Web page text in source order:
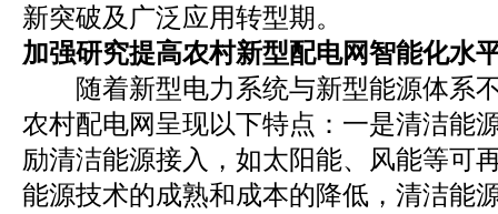
新突破及广泛应用转型期。
加强研究提高农村新型配电网智能化水
随着新型电力系统与新型能源体系
农村配电网呈现以下特点：一是清洁能
励清洁能源接入，如太阳能、风能等可
能源技术的成熟和成本的降低，清洁能